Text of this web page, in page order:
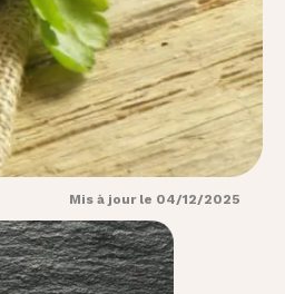
Mis à jour le 04/12/2025